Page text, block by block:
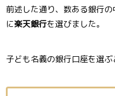
前述した通り、数ある銀行
に楽天銀行を選びました。
子ども名義の銀行口座を選